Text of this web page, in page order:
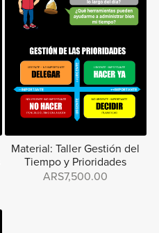
Material: Taller Gestión del
Tiempo y Prioridades
ARS7,500.00